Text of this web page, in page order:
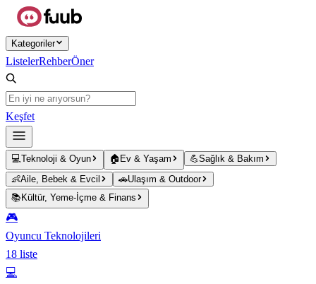
Ana içeriğe atla
Kategoriler
ListelerRehberÖner
Keşfet
💻Teknoloji & Oyun 🏠 Ev & Yaşam 💪Sağlık & Bakım
👶Aile, Bebek & Evcil 🚗Ulaşım & Outdoor
📚 Kültür, Yeme-İçme & Finans
🎮
Oyuncu Teknolojileri
18 liste
💻